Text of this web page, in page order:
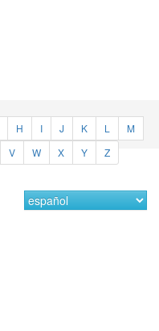
H I J K L
M
V W X Y Z